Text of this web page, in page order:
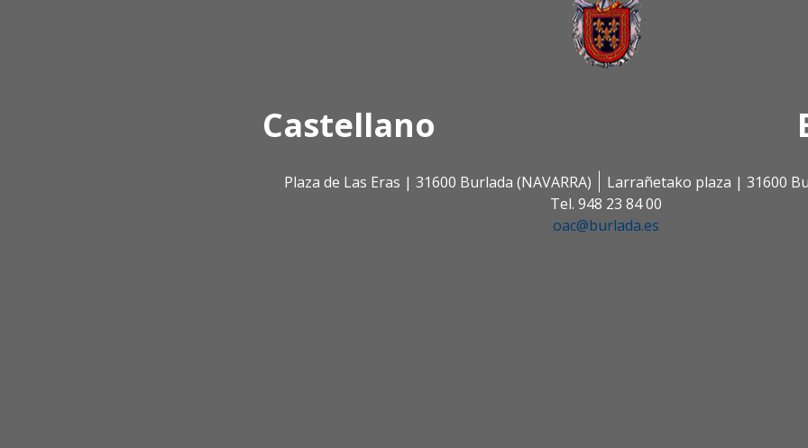
Castellano
Plaza de Las Eras | 31600 Burlada (NAVARRA)
Larrañetako plaza | 31600
Tel. 948 23 84 00
oac@burlada.es